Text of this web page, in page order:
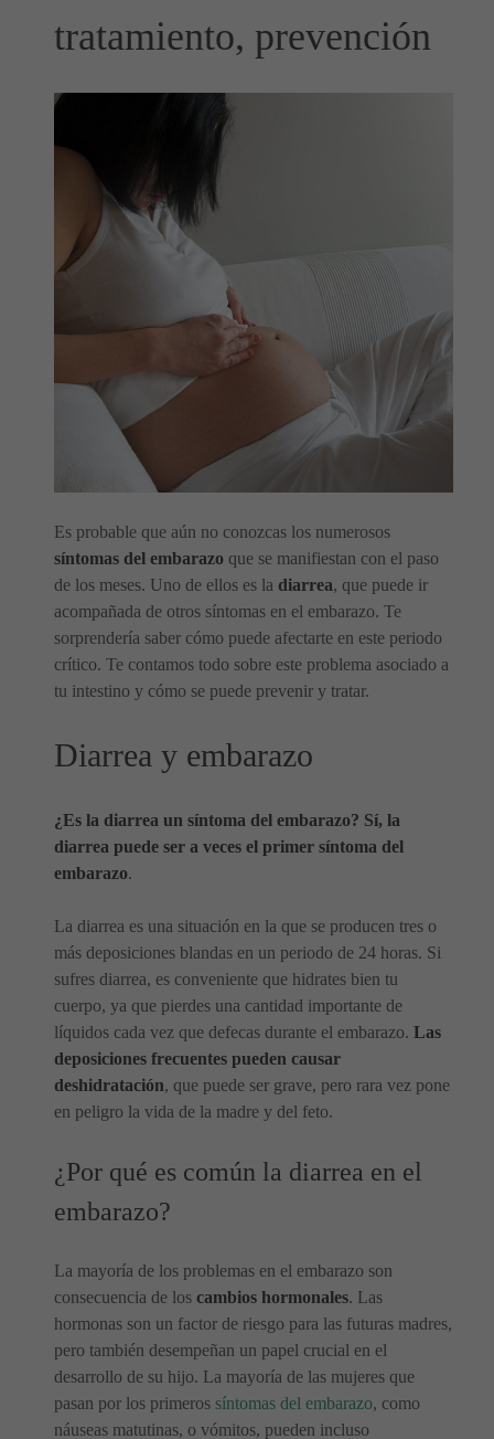
tratamiento, prevención
Es probable que aún no conozcas los numerosos
síntomas del embarazo que se manifiestan con el paso
de los meses. Uno de ellos es la diarrea, que puede ir
acompañada de otros síntomas en el embarazo. Te
sorprendería saber cómo puede afectarte en este periodo
crítico. Te contamos todo sobre este problema asociado a
tu intestino y cómo se puede prevenir y tratar.
Diarrea y embarazo
¿Es la diarrea un síntoma del embarazo? Sí, la
diarrea puede ser a veces el primer síntoma del
embarazo.
La diarrea es una situación en la que se producen tres o
más deposiciones blandas en un periodo de 24 horas. Si
sufres diarrea, es conveniente que hidrates bien tu
cuerpo, ya que pierdes una cantidad importante de
líquidos cada vez que defecas durante el embarazo. Las
deposiciones frecuentes pueden causar
deshidratación, que puede ser grave, pero rara vez pone
en peligro la vida de la madre y del feto.
¿Por qué es común la diarrea en el
embarazo?
La mayoría de los problemas en el embarazo son
consecuencia de los cambios hormonales. Las
hormonas son un factor de riesgo para las futuras madres,
pero también desempeñan un papel crucial en el
desarrollo de su hijo. La mayoría de las mujeres que
pasan por los primeros síntomas del embarazo, como
náuseas matutinas, o vómitos, pueden incluso